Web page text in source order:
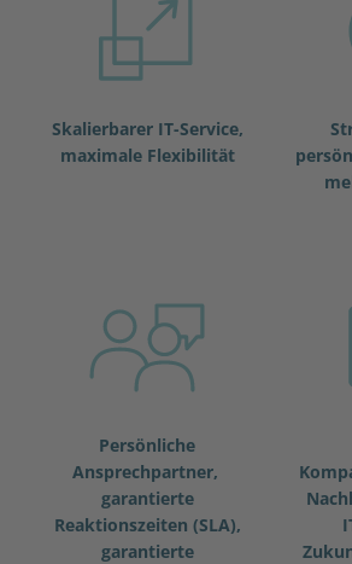
Skalierbarer IT-Service,
maximale Flexibilität
Persönliche
Ansprechpartner,
garantierte
Reaktionszeiten (SLA),
garantierte